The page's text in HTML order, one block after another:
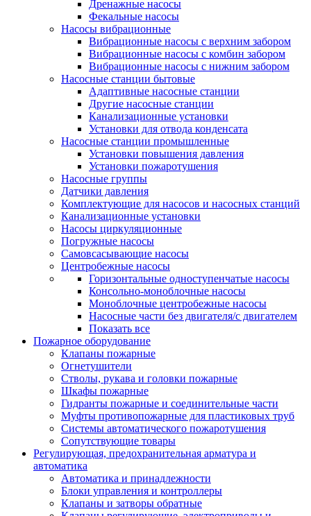
Дренажные насосы
Фекальные насосы
Насосы вибрационные
Вибрационные насосы с верхним забором
Вибрационные насосы с комбин забором
Вибрационные насосы с нижним забором
Насосные станции бытовые
Адаптивные насосные станции
Другие насосные станции
Канализационные установки
Установки для отвода конденсата
Насосные станции промышленные
Установки повышения давления
Установки пожаротушения
Насосные группы
Датчики давления
Комплектующие для насосов и насосных станций
Канализационные установки
Насосы циркуляционные
Погружные насосы
Самовсасывающие насосы
Центробежные насосы
Горизонтальные одноступенчатые насосы
Консольно-моноблочные насосы
Моноблочные центробежные насосы
Насосные части без двигателя/с двигателем
Показать все
Пожарное оборудование
Клапаны пожарные
Огнетушители
Стволы, рукава и головки пожарные
Шкафы пожарные
Гидранты пожарные и соединительные части
Муфты противопожарные для пластиковых труб
Системы автоматического пожаротушения
Сопутствующие товары
Регулирующая, предохранительная арматура и
автоматика
Автоматика и принадлежности
Блоки управления и контроллеры
Клапаны и затворы обратные